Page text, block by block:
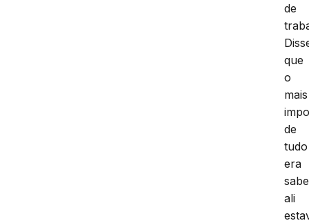
de
que
o
mais
de
tudo
era
ali